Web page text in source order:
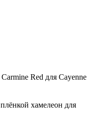
Red для Cayenne
хамелеон для